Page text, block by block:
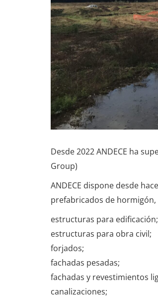
Desde 2022 ANDECE ha
Group)
ANDECE dispone desde
prefabricados de
estructuras para edificación;
estructuras para obra civil;
forjados;
fachadas pesadas;
fachadas y revestimientos
canalizaciones;